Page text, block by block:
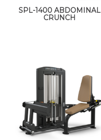
SPL-1400 ABDOMINAL
CRUNCH